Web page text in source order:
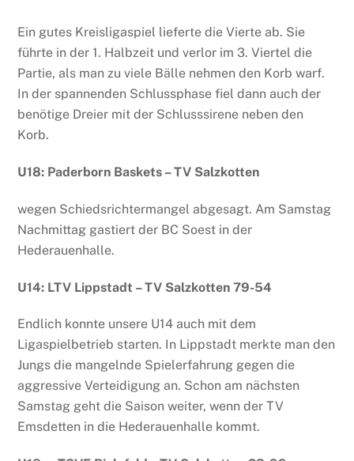
Ein gutes Kreisligaspiel lieferte die Vierte ab. Sie
führte in der 1. Halbzeit und verlor im 3. Viertel die
Partie, als man zu viele Bälle nehmen den Korb warf.
In der spannenden Schlussphase fiel dann auch der
benötige Dreier mit der Schlusssirene neben den
Korb.
U18: Paderborn Baskets – TV Salzkotten
wegen Schiedsrichtermangel abgesagt. Am Samstag
Nachmittag gastiert der BC Soest in der
Hederauenhalle.
U14: LTV Lippstadt – TV Salzkotten 79-54
Endlich konnte unsere U14 auch mit dem
Ligaspielbetrieb starten. In Lippstadt merkte man den
Jungs die mangelnde Spielerfahrung gegen die
aggressive Verteidigung an. Schon am nächsten
Samstag geht die Saison weiter, wenn der TV
Emsdetten in die Hederauenhalle kommt.